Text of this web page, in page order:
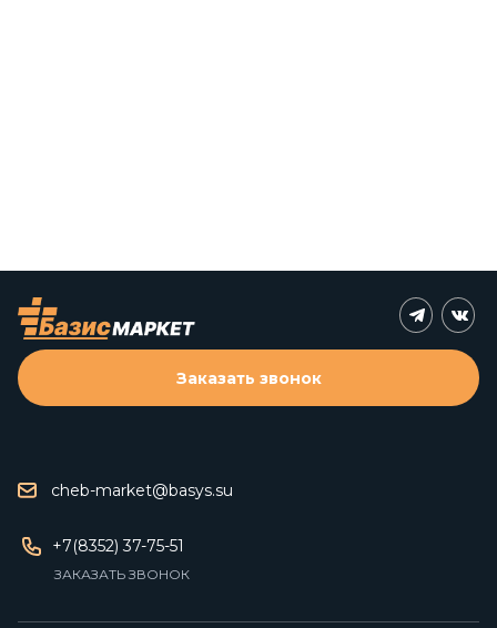
cheb-market@basys.su
+7(8352) 37-75-51
ЗАКАЗАТЬ ЗВОНОК
Заказать звонок